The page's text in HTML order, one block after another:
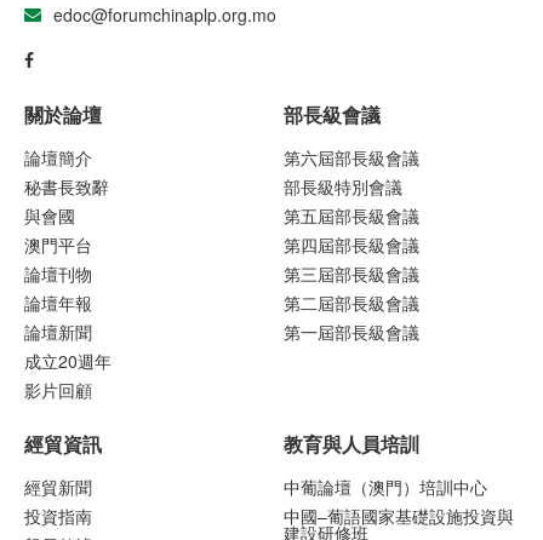
edoc@forumchinaplp.org.mo
關於論壇
論壇簡介
秘書長致辭
與會國
澳門平台
論壇刊物
論壇年報
論壇新聞
成立20週年
影片回顧
部長級會議
第六屆部長級會議
部長級特別會議
第五屆部長級會議
第四屆部長級會議
第三屆部長級會議
第二屆部長級會議
第一屆部長級會議
經貿資訊
經貿新聞
投資指南
教育與人員培訓
中葡論壇（澳門）培訓中心
中國–葡語國家基礎設施投資與
建設研修班